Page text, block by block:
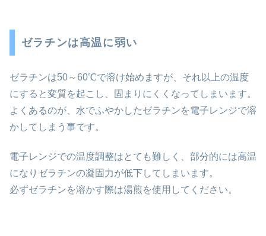
ゼラチンは高温に弱い
ゼラチンは50～60℃で溶け始めますが、それ以上の温度
にすると変質を起こし、固まりにくくなってしまいます。
よくあるのが、水でふやかしたゼラチンを電子レンジで溶
かしてしまう事です。
電子レンジでの温度調整はとても難しく、部分的には高温
になりゼラチンの凝固力が低下してしまいます。
必ずゼラチンを溶かす際は湯煎を使用してください。